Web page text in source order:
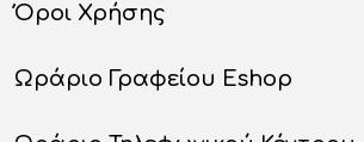
Όροι Χρήσης
Ωράριο Γραφείου Eshop